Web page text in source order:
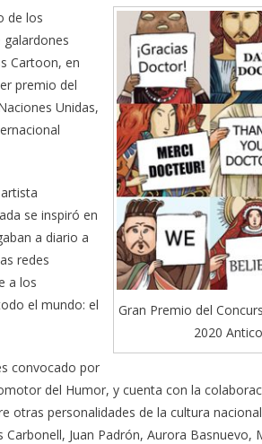
Gran Premio del
2020
de los
Cartoon, en
premio del
Unidas,
se inspiró en
a diario a
redes
a los
el mundo: el
convocado por
del Humor, y cuenta con la
otras personalidades de la cultura
Juan Padrón, Aurora Basnuevo,